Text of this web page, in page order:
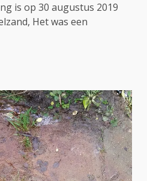
is op 30 augustus 2019
Het was een